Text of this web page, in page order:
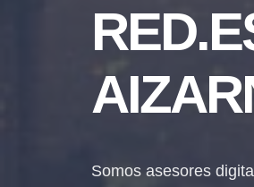
Somos asesores